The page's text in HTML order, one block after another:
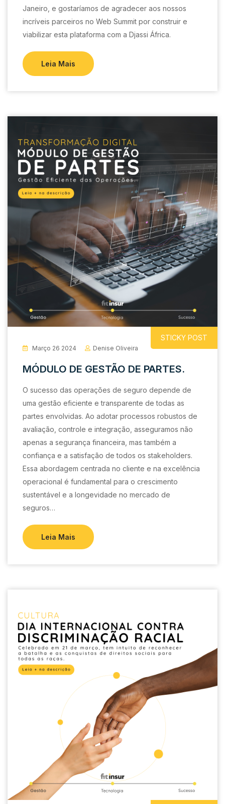
Janeiro, e gostaríamos de agradecer aos nossos
incríveis parceiros no Web Summit por construir e
viabilizar esta plataforma com a Djassi África.
Leia Mais
STICKY POST
Março 26 2024 Denise Oliveira
MÓDULO DE GESTÃO DE PARTES.
O sucesso das operações de seguro depende de
uma gestão eficiente e transparente de todas as
partes envolvidas. Ao adotar processos robustos de
avaliação, controle e integração, asseguramos não
apenas a segurança financeira, mas também a
confiança e a satisfação de todos os stakeholders.
Essa abordagem centrada no cliente e na excelência
operacional é fundamental para o crescimento
sustentável e a longevidade no mercado de
seguros…
Leia Mais